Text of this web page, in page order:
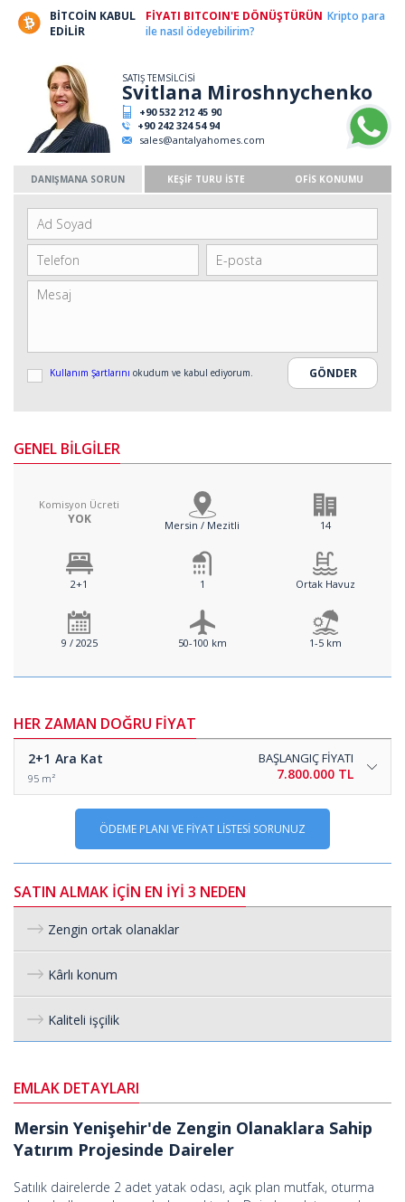
BİTCOİN KABUL
EDİLİR
FİYATI BITCOIN'E DÖNÜŞTÜRÜN Kripto para
ile nasıl ödeyebilirim?
SATIŞ TEMSİLCİSİ
Svitlana Miroshnychenko
+90 532 212 45 90
+90 242 324 54 94
sales@antalyahomes.com
DANIŞMANA SORUN KEŞİF TURU İSTE OFİS KONUMU
Kullanım Şartlarını okudum ve kabul ediyorum.
GENEL BİLGİLER
Komisyon Ücreti
YOK Mersin / Mezitli 14
2+1 1 Ortak Havuz
9 / 2025 50-100 km 1-5 km
HER ZAMAN DOĞRU FİYAT
2+1 Ara Kat
95 m²
BAŞLANGIÇ FİYATI
7.800.000 TL
ÖDEME PLANI VE FİYAT LİSTESİ SORUNUZ
SATIN ALMAK İÇİN EN İYİ 3 NEDEN
Zengin ortak olanaklar
Kârlı konum
Kaliteli işçilik
EMLAK DETAYLARI
Mersin Yenişehir'de Zengin Olanaklara Sahip
Yatırım Projesinde Daireler
Satılık dairelerde 2 adet yatak odası, açık plan mutfak, oturma